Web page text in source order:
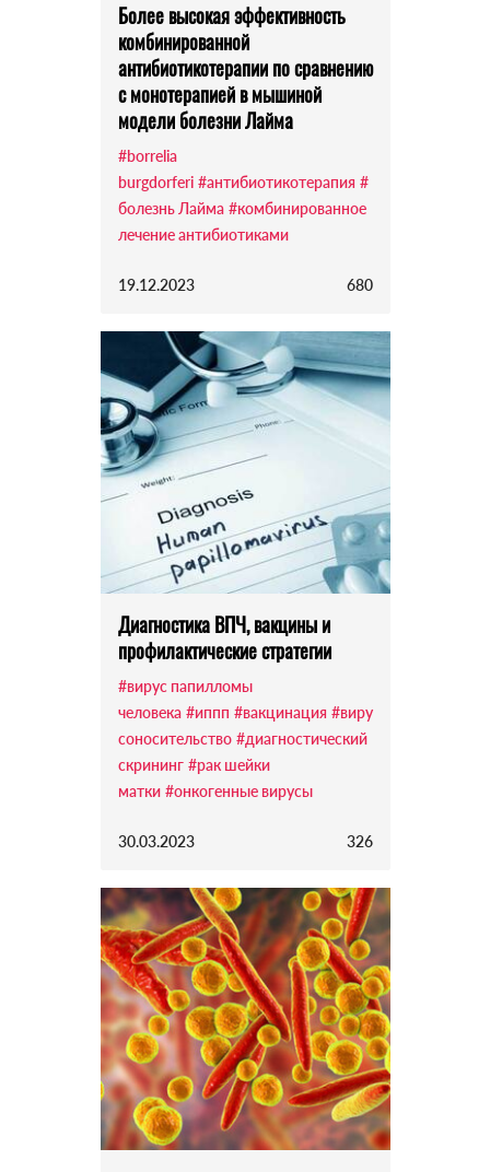
Более высокая эффективность
комбинированной
антибиотикотерапии по сравнению
с монотерапией в мышиной
модели болезни Лайма
#borrelia
burgdorferi #антибиотикотерапия #
болезнь Лайма #комбинированное
лечение антибиотиками
19.12.2023 680
Диагностика ВПЧ, вакцины и
профилактические стратегии
#вирус папилломы
человека #иппп #вакцинация #виру
соносительство #диагностический
скрининг #рак шейки
матки #онкогенные вирусы
30.03.2023 326